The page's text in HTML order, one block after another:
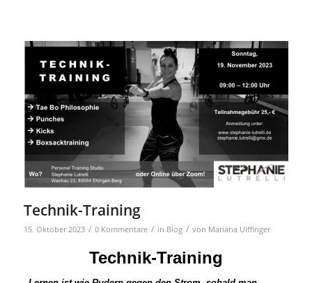
Technik-Training
15. Oktober 2023 / 0 Kommentare / in Blog / von Mariana Uiffinger
Technik-Training